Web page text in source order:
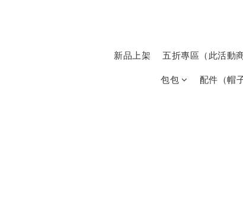
新品上架 五折專區（此活動
包包
配件（帽